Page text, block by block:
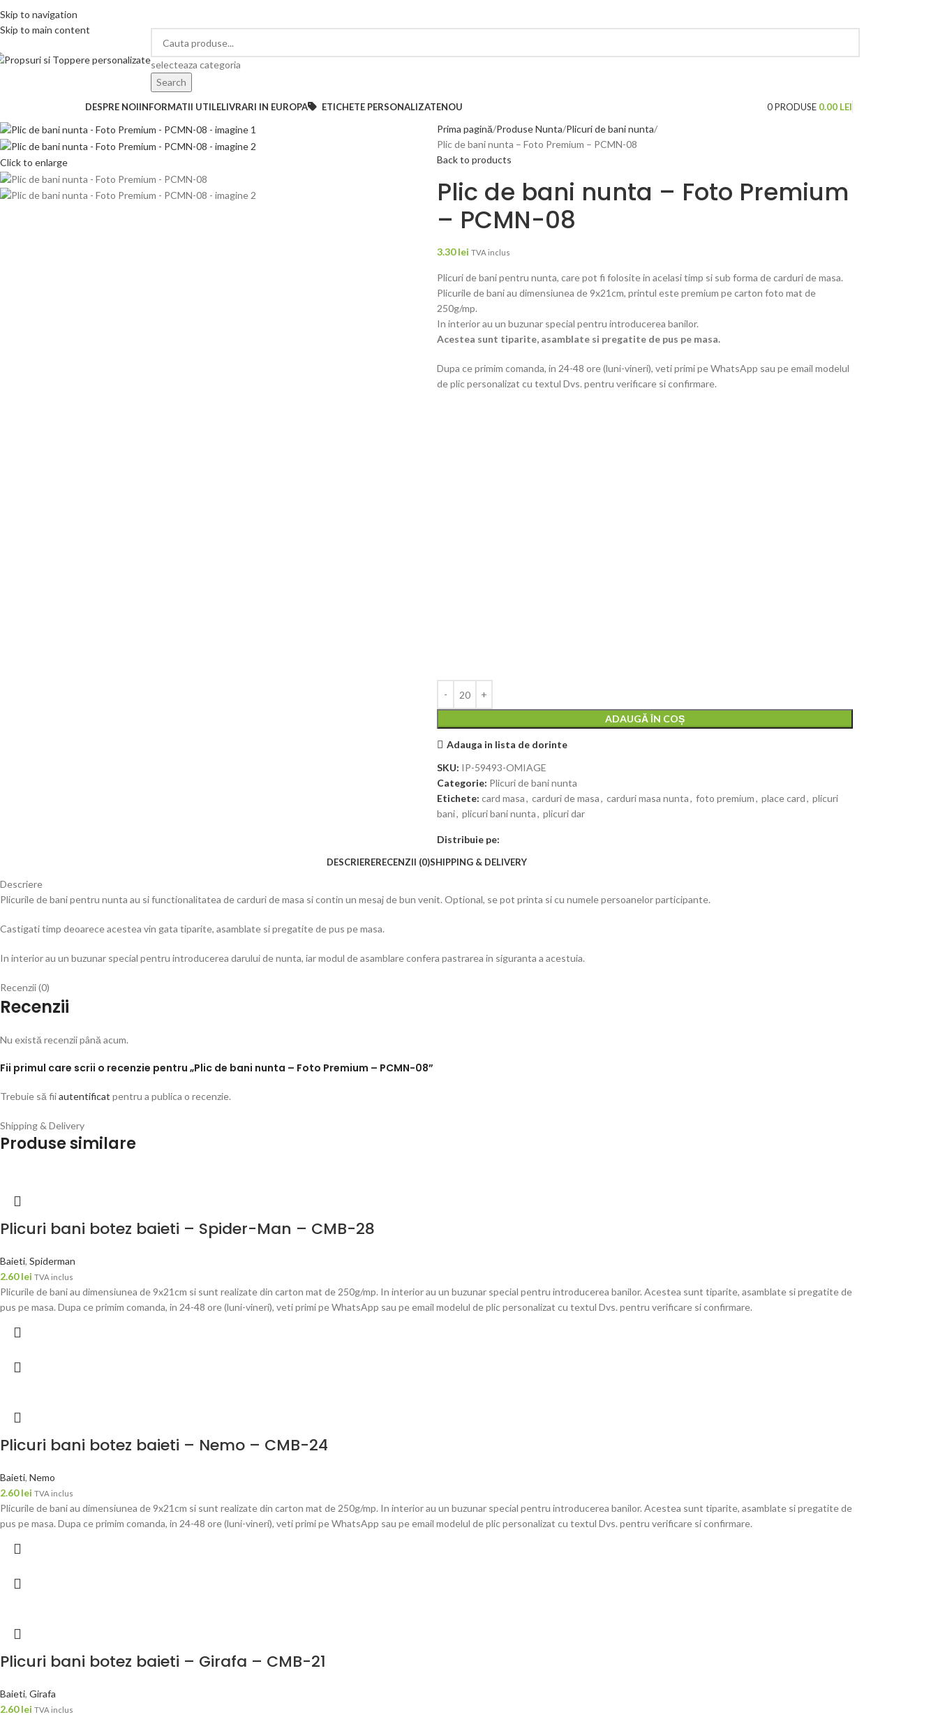
Skip to navigation
Skip to main content
si Whatsapp0726.88.22.86
selecteaza categoria
Search
DESPRE NOIINFORMATII UTILELIVRARI IN EUROPA ETICHETE PERSONALIZATENOU 0PRODUSE 0.00 LEI
Click to enlarge
Prima pagină Produse Nunta Plicuri de bani nunta
Plic de bani nunta – Foto Premium – PCMN-08
Back to products
Plic de bani nunta – Foto Premium
– PCMN-08
3.30lei TVA inclus
Plicuri de bani pentru nunta, care pot fi folosite in acelasi timp si sub forma de carduri de masa.
Plicurile de bani au dimensiunea de 9x21cm, printul este premium pe carton foto mat de
250g/mp.
In interior au un buzunar special pentru introducerea banilor.
Acestea sunt tiparite, asamblate si pregatite de pus pe masa.
Dupa ce primim comanda, in 24-48 ore (luni-vineri), veti primi pe WhatsApp sau pe email modelul
de plic personalizat cu textul Dvs. pentru verificare si confirmare.
ADAUGĂ ÎN COȘ
Adauga in lista de dorinte
SKU: IP-59493-OMIAGE
Categorie: Plicuri de bani nunta
Etichete: card masa, carduri de masa, carduri masa nunta, foto premium, place card, plicuri
bani, plicuri bani nunta, plicuri dar
Distribuie pe:
DESCRIERERECENZII (0)SHIPPING & DELIVERY
Descriere
Plicurile de bani pentru nunta au si functionalitatea de carduri de masa si contin un mesaj de bun venit. Optional, se pot printa si cu numele persoanelor participante.
Castigati timp deoarece acestea vin gata tiparite, asamblate si pregatite de pus pe masa.
In interior au un buzunar special pentru introducerea darului de nunta, iar modul de asamblare confera pastrarea in siguranta a acestuia.
Recenzii (0)
Recenzii
Nu există recenzii până acum.
Fii primul care scrii o recenzie pentru „Plic de bani nunta – Foto Premium – PCMN-08”
Trebuie să fiiautentificat pentru a publica o recenzie.
Shipping & Delivery
Produse similare
Plicuri bani botez baieti – Spider-Man – CMB-28
Baieti, Spiderman
2.60lei TVA inclus
Plicurile de bani au dimensiunea de 9x21cm si sunt realizate din carton mat de 250g/mp. In interior au un buzunar special pentru introducerea banilor. Acestea sunt tiparite, asamblate si pregatite de
pus pe masa. Dupa ce primim comanda, in 24-48 ore (luni-vineri), veti primi pe WhatsApp sau pe email modelul de plic personalizat cu textul Dvs. pentru verificare si confirmare.
Plicuri bani botez baieti – Nemo – CMB-24
Baieti, Nemo
2.60lei TVA inclus
Plicurile de bani au dimensiunea de 9x21cm si sunt realizate din carton mat de 250g/mp. In interior au un buzunar special pentru introducerea banilor. Acestea sunt tiparite, asamblate si pregatite de
pus pe masa. Dupa ce primim comanda, in 24-48 ore (luni-vineri), veti primi pe WhatsApp sau pe email modelul de plic personalizat cu textul Dvs. pentru verificare si confirmare.
Plicuri bani botez baieti – Girafa – CMB-21
Baieti, Girafa
2.60lei TVA inclus